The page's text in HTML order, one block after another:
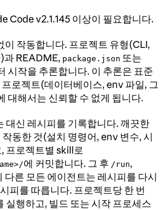
Code v2.1.145 이상이 필요합니다.
이 작동합니다. 프로젝트 유형(CLI,
과 README, package.json 또는
시작을 추론합니다. 이 추론은 표준
로젝트(데이터베이스, env 파일, 그
대해서는 신뢰할 수 없게 됩니다.
대신 레시피를 기록합니다. 깨끗한
동한 것(설치 명령어, env 변수, 시
프로젝트별 skill로
에 커밋합니다. 그 후 /run,
다른 모든 에이전트는 레시피를 다시
피를 따릅니다. 프로젝트당 한 번
실행하고, 빌드 또는 시작 프로세스